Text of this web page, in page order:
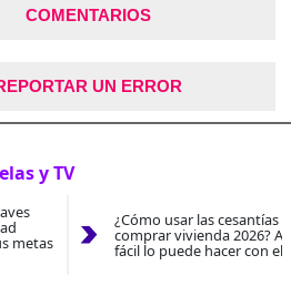
COMENTARIOS
UN ERROR
y TV
metas
¿Cómo usar las cesantías
comprar vivienda 2026?
fácil lo puede hacer con el